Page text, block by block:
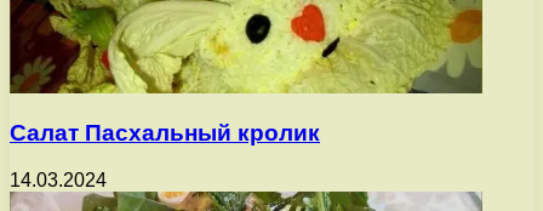
Салат Пасхальный кролик
14.03.2024